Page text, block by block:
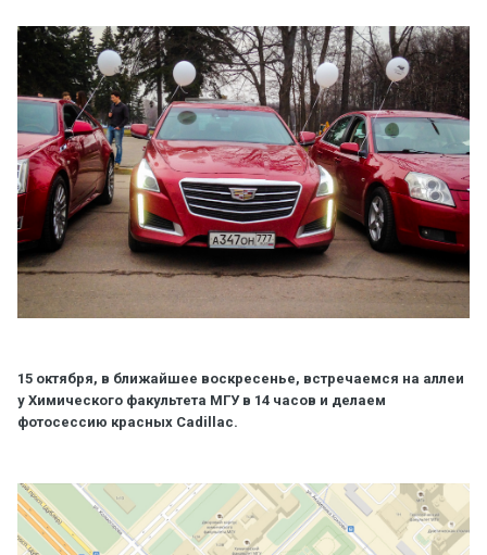
15 октября, в ближайшее воскресенье, встречаемся на аллеи
у Химического факультета МГУ в 14 часов и делаем
фотосеccию красных Cadillac.